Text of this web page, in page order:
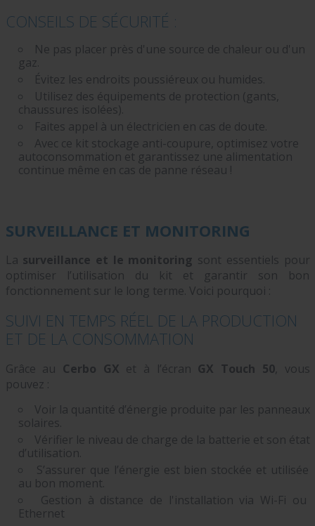
CONSEILS DE SÉCURITÉ :
Ne pas placer près d'une source de chaleur ou d'un
gaz.
Évitez les endroits poussiéreux ou humides.
Utilisez des équipements de protection (gants,
chaussures isolées).
Faites appel à un électricien en cas de doute.
Avec ce kit stockage anti-coupure, optimisez votre
autoconsommation et garantissez une alimentation
continue même en cas de panne réseau !
SURVEILLANCE ET MONITORING
La surveillance et le monitoring sont essentiels pour
optimiser l’utilisation du kit et garantir son bon
fonctionnement sur le long terme. Voici pourquoi :
SUIVI EN TEMPS RÉEL DE LA PRODUCTION
ET DE LA CONSOMMATION
Grâce au Cerbo GX et à l’écran GX Touch 50, vous
pouvez :
Voir la quantité d’énergie produite par les panneaux
solaires.
Vérifier le niveau de charge de la batterie et son état
d’utilisation.
S’assurer que l’énergie est bien stockée et utilisée
au bon moment.
Gestion à distance de l'installation via Wi-Fi ou
Ethernet